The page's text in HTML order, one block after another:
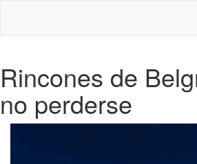
Rincones de
no perderse